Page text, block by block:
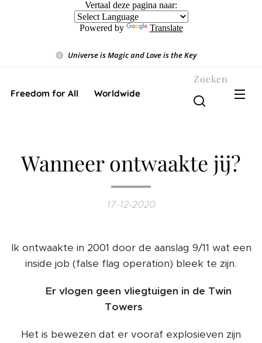
Vertaal deze pagina naar:
Powered by Translate
Universe is Magic and Love is the Key❤️
Freedom for All ❤️ Worldwide
Zoeken
Wanneer ontwaakte jij?
17-12-2020
Ik ontwaakte in 2001 door de aanslag 9/11 wat een
inside job (false flag operation) bleek te zijn.
‼️ Er vlogen geen vliegtuigen in de Twin
Towers ‼️
Het is bewezen dat er vooraf explosieven zijn